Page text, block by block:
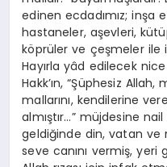
edinen ecdadımız; inşa
hastaneler, aşevleri,
köprüler ve çeşmeler ile
Hayırla yâd edilecek nice
Hakk’ın, “Şüphesiz
mallarını, kendilerine
almıştır…” müjdesine
geldiğinde din, vatan ve
seve canını vermiş, yeri